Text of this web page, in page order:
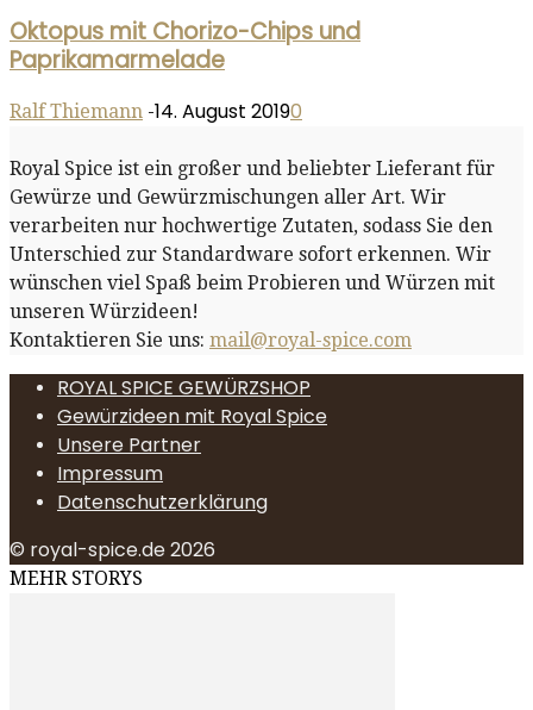
Oktopus mit Chorizo-Chips und
Paprikamarmelade
Ralf Thiemann -14. August 20190
Royal Spice ist ein großer und beliebter Lieferant für
Gewürze und Gewürzmischungen aller Art. Wir
verarbeiten nur hochwertige Zutaten, sodass Sie den
Unterschied zur Standardware sofort erkennen. Wir
wünschen viel Spaß beim Probieren und Würzen mit
unseren Würzideen!
Kontaktieren Sie uns: mail@royal-spice.com
ROYAL SPICE GEWÜRZSHOP
Gewürzideen mit Royal Spice
Unsere Partner
Impressum
Datenschutzerklärung
© royal-spice.de 2026
MEHR STORYS